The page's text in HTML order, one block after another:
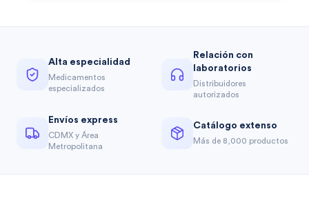
Alta especialidad
Medicamentos
especializados
Relación con
laboratorios
Distribuidores
autorizados
Envíos express
CDMX y Área
Metropolitana
Catálogo extenso
Más de 8,000 productos